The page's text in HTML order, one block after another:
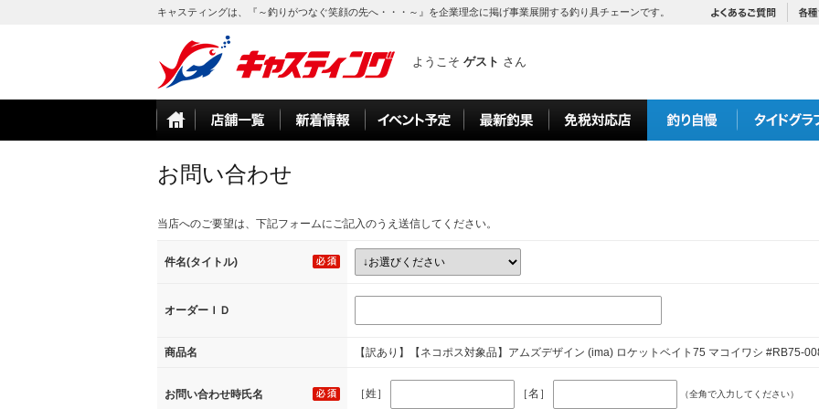
キャスティングは、『～釣りがつなぐ笑顔の先へ・・・～』を企業理念に掲げ事業展開する釣り具チェーンです。
ようこそ ゲスト さん
お問い合わせ
当店へのご要望は、下記フォームにご記入のうえ送信してください。
件名(タイトル)
オーダーＩＤ
商品名 【訳あり】【ネコポス対象品】アムズデザイン (ima) ロケットベイト75 マコイワシ #RB75-
お問い合わせ時氏名 ［姓］ ［名］ （全角で入力してください）